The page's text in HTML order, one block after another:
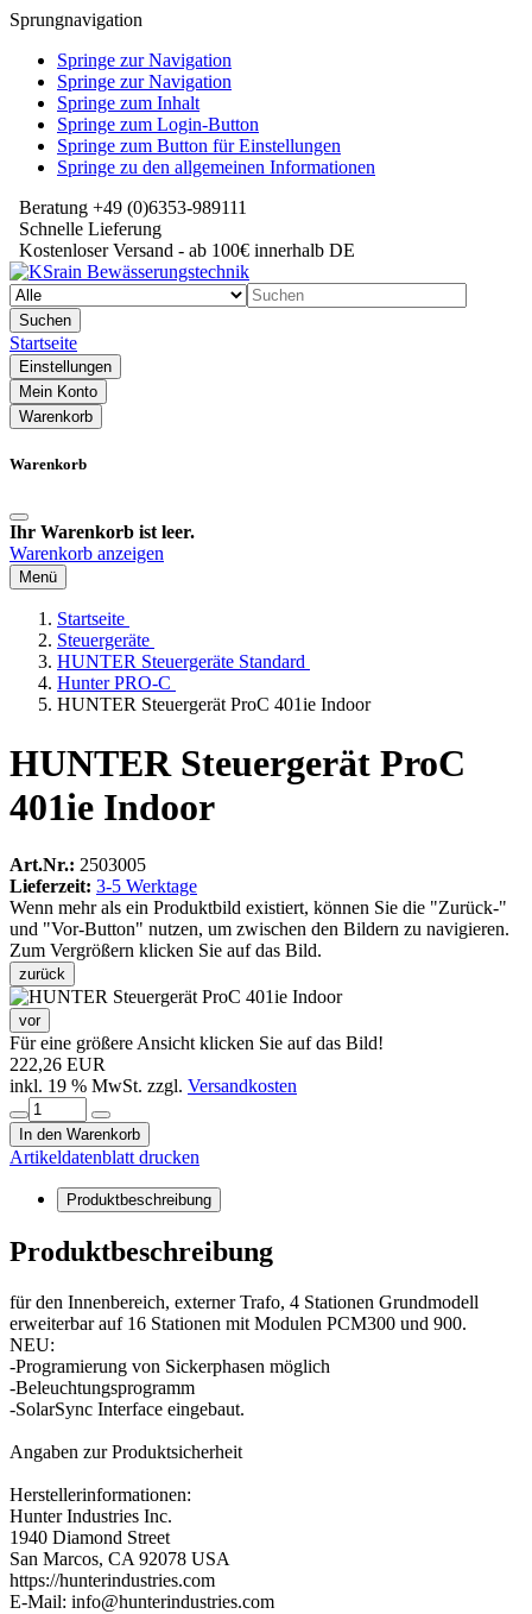
Sprungnavigation
Springe zur Navigation
Springe zur Navigation
Springe zum Inhalt
Springe zum Login-Button
Springe zum Button für Einstellungen
Springe zu den allgemeinen Informationen
Beratung +49 (0)6353-989111
Schnelle Lieferung
Kostenloser Versand - ab 100€ innerhalb DE
Suchen
Startseite
Einstellungen
Mein Konto
Warenkorb
Warenkorb
Ihr Warenkorb ist leer.
Warenkorb anzeigen
Menü
Startseite
Steuergeräte
HUNTER Steuergeräte Standard
Hunter PRO-C
HUNTER Steuergerät ProC 401ie Indoor
HUNTER Steuergerät ProC
401ie Indoor
Art.Nr.: 2503005
Lieferzeit: 3-5 Werktage
Wenn mehr als ein Produktbild existiert, können Sie die "Zurück-"
und "Vor-Button" nutzen, um zwischen den Bildern zu navigieren.
Zum Vergrößern klicken Sie auf das Bild.
zurück
vor
Für eine größere Ansicht klicken Sie auf das Bild!
222,26 EUR
inkl. 19 % MwSt. zzgl. Versandkosten
In den Warenkorb
Artikeldatenblatt drucken
Produktbeschreibung
Produktbeschreibung
für den Innenbereich, externer Trafo, 4 Stationen Grundmodell
erweiterbar auf 16 Stationen mit Modulen PCM300 und 900.
NEU:
-Programierung von Sickerphasen möglich
-Beleuchtungsprogramm
-SolarSync Interface eingebaut.
Angaben zur Produktsicherheit
Herstellerinformationen:
Hunter Industries Inc.
1940 Diamond Street
San Marcos, CA 92078 USA
https://hunterindustries.com
E-Mail: info@hunterindustries.com